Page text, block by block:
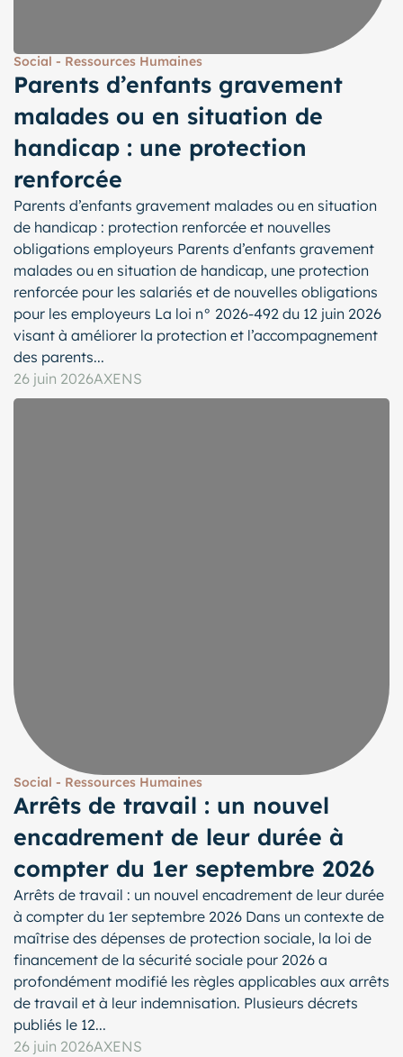
Social - Ressources Humaines
Parents d’enfants gravement
malades ou en situation de
handicap : une protection
renforcée
Parents d’enfants gravement malades ou en situation
de handicap : protection renforcée et nouvelles
obligations employeurs Parents d’enfants gravement
malades ou en situation de handicap, une protection
renforcée pour les salariés et de nouvelles obligations
pour les employeurs La loi n° 2026-492 du 12 juin 2026
visant à améliorer la protection et l’accompagnement
des parents...
26 juin 2026AXENS
Social - Ressources Humaines
Arrêts de travail : un nouvel
encadrement de leur durée à
compter du 1er septembre 2026
Arrêts de travail : un nouvel encadrement de leur durée
à compter du 1er septembre 2026 Dans un contexte de
maîtrise des dépenses de protection sociale, la loi de
financement de la sécurité sociale pour 2026 a
profondément modifié les règles applicables aux arrêts
de travail et à leur indemnisation. Plusieurs décrets
publiés le 12...
26 juin 2026AXENS